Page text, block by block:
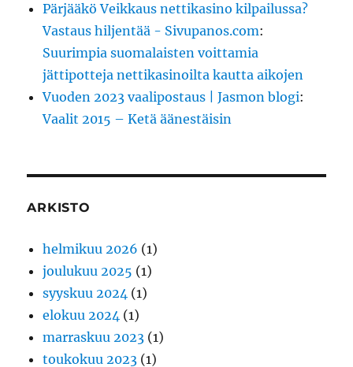
Pärjääkö Veikkaus nettikasino kilpailussa?
Vastaus hiljentää - Sivupanos.com:
Suurimpia suomalaisten voittamia
jättipotteja nettikasinoilta kautta aikojen
Vuoden 2023 vaalipostaus | Jasmon blogi:
Vaalit 2015 – Ketä äänestäisin
ARKISTO
helmikuu 2026 (1)
joulukuu 2025 (1)
syyskuu 2024 (1)
elokuu 2024 (1)
marraskuu 2023 (1)
toukokuu 2023 (1)